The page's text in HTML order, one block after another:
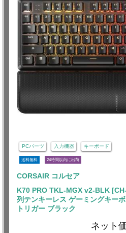
PCパーツ 入力機器 キーボード
送料無料 24時間以内に出荷
CORSAIR コルセア
K70 PRO TKL-MGX v2-BLK
列テンキーレス ゲーミングキー
トリガー ブラック
ネット